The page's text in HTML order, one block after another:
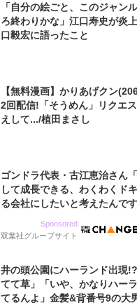
「自分の絵ごと、このジャン
ろ終わりかな」江口寿史が炎
口毅宏に語ったこと
【無料漫画】かりあげクン
2回配信!「そうめん」リクエ
えして.../植田まさし
ゴンドラ代表・古江恵治さん
して成長できる、わくわくド
る会社にしたいと考えたんで
グ会社のアイデンティティ
Sponsored
双葉社グループサイト
井の頭公園にハーランド出現
てて草」「いや、かなりハー
てるんよ」金髪&背番号9の大